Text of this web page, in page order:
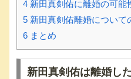
4 新田真剣佑に離婚の可能
5 新田真剣佑離婚について
6 まとめ
新田真剣佑は離婚し